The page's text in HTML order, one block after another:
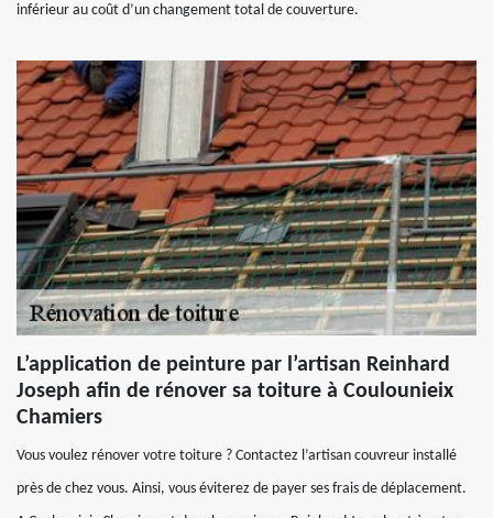
inférieur au coût d’un changement total de couverture.
L’application de peinture par l’artisan Reinhard
Joseph afin de rénover sa toiture à Coulounieix
Chamiers
Vous voulez rénover votre toiture ? Contactez l’artisan couvreur installé
près de chez vous. Ainsi, vous éviterez de payer ses frais de déplacement.